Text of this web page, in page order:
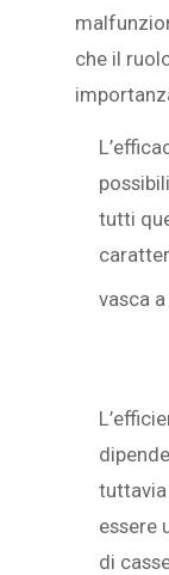
che il
tutti
vasca
essere
di